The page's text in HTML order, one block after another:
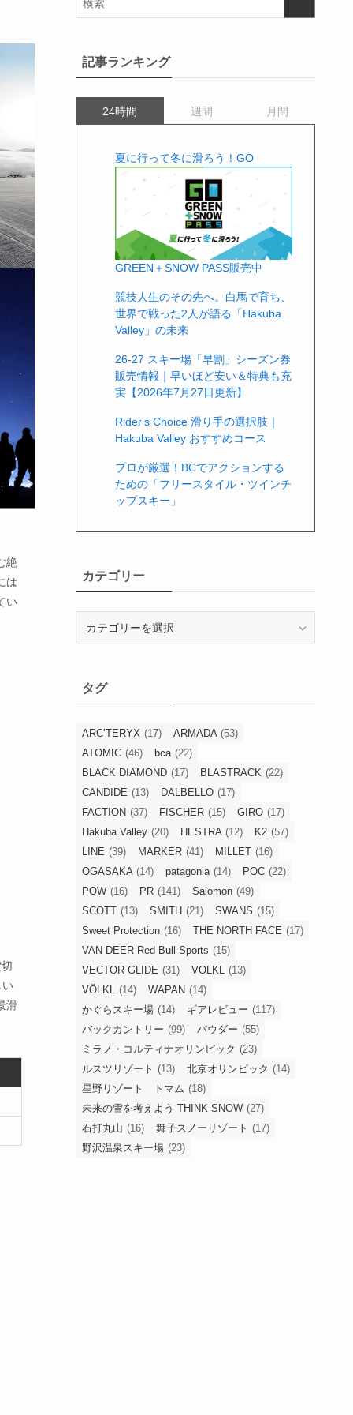
絶
は
い
滑
記事ランキング
24時間 週間 月間
夏に行って冬に滑ろう！GO
GREEN＋SNOW PASS販売中
競技人生のその先へ。白馬で育ち、
世界で戦った2人が語る「Hakuba
Valley」の未来
26-27 スキー場「早割」シーズン券
販売情報｜早いほど安い＆特典も充
実【2026年7月27日更新】
Rider's Choice 滑り手の選択肢｜
Hakuba Valley おすすめコース
プロが厳選！BCでアクションする
ための「フリースタイル・ツインチ
ップスキー」
カテゴリー
ータグ
ARC’TERYX (17) ARMADA (53)
ATOMIC (46) bca (22)
BLACK DIAMOND (17) BLASTRACK (22)
CANDIDE (13) DALBELLO (17)
FACTION (37) FISCHER (15) GIRO (17)
Hakuba Valley (20) HESTRA (12) K2 (57)
LINE (39) MARKER (41) MILLET (16)
OGASAKA (14) patagonia (14) POC (22)
POW (16) PR (141) Salomon (49)
SCOTT (13) SMITH (21) SWANS (15)
Sweet Protection (16) THE NORTH FACE (17)
VAN DEER-Red Bull Sports (15)
VECTOR GLIDE (31) VOLKL (13)
VÖLKL (14) WAPAN (14)
かぐらスキー場 (14) ギアレビュー (117)
バックカントリー (99) パウダー (55)
ミラノ・コルティナオリンピック (23)
ルスツリゾート (13) 北京オリンピック (14)
星野リゾート トマム (18)
未来の雪を考えよう THINK SNOW (27)
石打丸山 (16) 舞子スノーリゾート (17)
野沢温泉スキー場 (23)